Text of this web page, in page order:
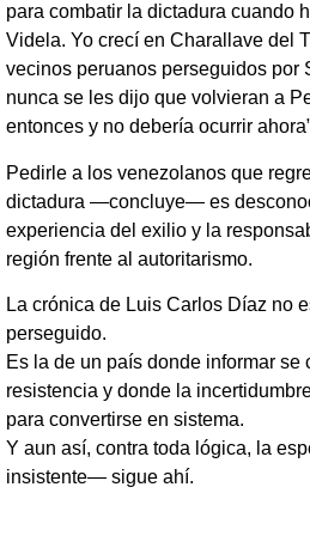
para combatir la dictadura cuando
Videla. Yo crecí en Charallave del
vecinos peruanos perseguidos por
nunca se les dijo que volvieran a
entonces y no debería ocurrir
Pedirle a los venezolanos que
dictadura —concluye— es
experiencia del exilio y la
región frente al autoritarismo.
La crónica de Luis Carlos Díaz no
perseguido.
Es la de un país donde informar se
resistencia y donde la
para convertirse en sistema.
Y aun así, contra toda lógica, la
insistente— sigue ahí.